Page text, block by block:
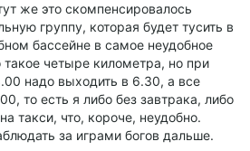
же это скомпенсировалось
группу, которая будет тусить в
бассейне в самое неудобное
четыре километра, но при
надо выходить в 6.30, а все
то есть я либо без завтрака, либо
такси, что, короче, неудобно.
за играми богов дальше.